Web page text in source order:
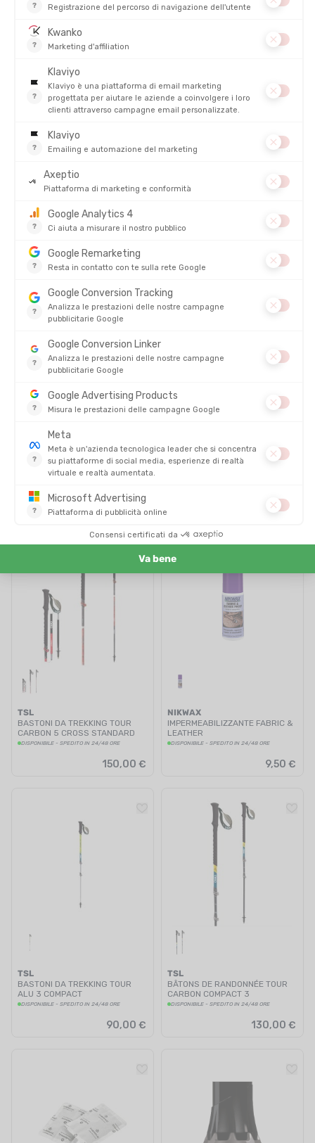
DISPONIBILE - SPEDITO IN 24/48 ORE
SEA TO SUMMIT
DEUTER
RAINCOVER I
24,00 €
TSL
BASTONI PER MARCIA NORDICA
115,00 €
TSL
BASTONI DA TREKKING TOUR
CARBON 5 CROSS STANDARD
DISPONIBILE - SPEDITO IN 24/48 ORE
150,00 €
NIKWAX
IMPERMEABILIZZANTE FABRIC &
LEATHER
DISPONIBILE - SPEDITO IN 24/48 ORE
9,50 €
TSL
BASTONI DA TREKKING TOUR
ALU 3 COMPACT
DISPONIBILE - SPEDITO IN 24/48 ORE
90,00 €
TSL
BÂTONS DE RANDONNÉE TOUR
CARBON COMPACT 3
DISPONIBILE - SPEDITO IN 24/48 ORE
130,00 €